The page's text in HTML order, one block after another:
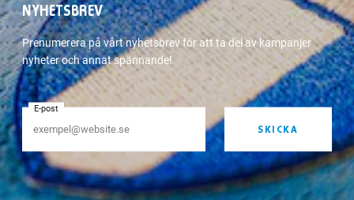
NYHETSBREV
Prenumerera på vårt nyhetsbrev för att ta del av kampanjer
nyheter och annat spännande!
E-post
SKICKA